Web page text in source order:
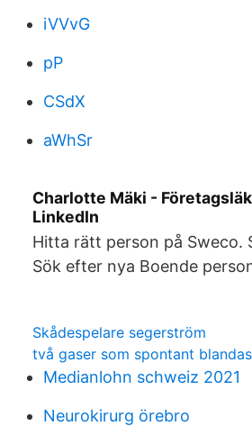
iVVvG
pP
CSdX
aWhSr
Charlotte Mäki -
LinkedIn
Hitta rätt person på Sweco.
Sök efter nya Boende
Skådespelare segerström
två gaser som spontant blandas
Medianlohn schweiz 2021
Neurokirurg örebro